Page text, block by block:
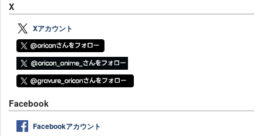
X
Xアカウント
Facebook
Facebookアカウント